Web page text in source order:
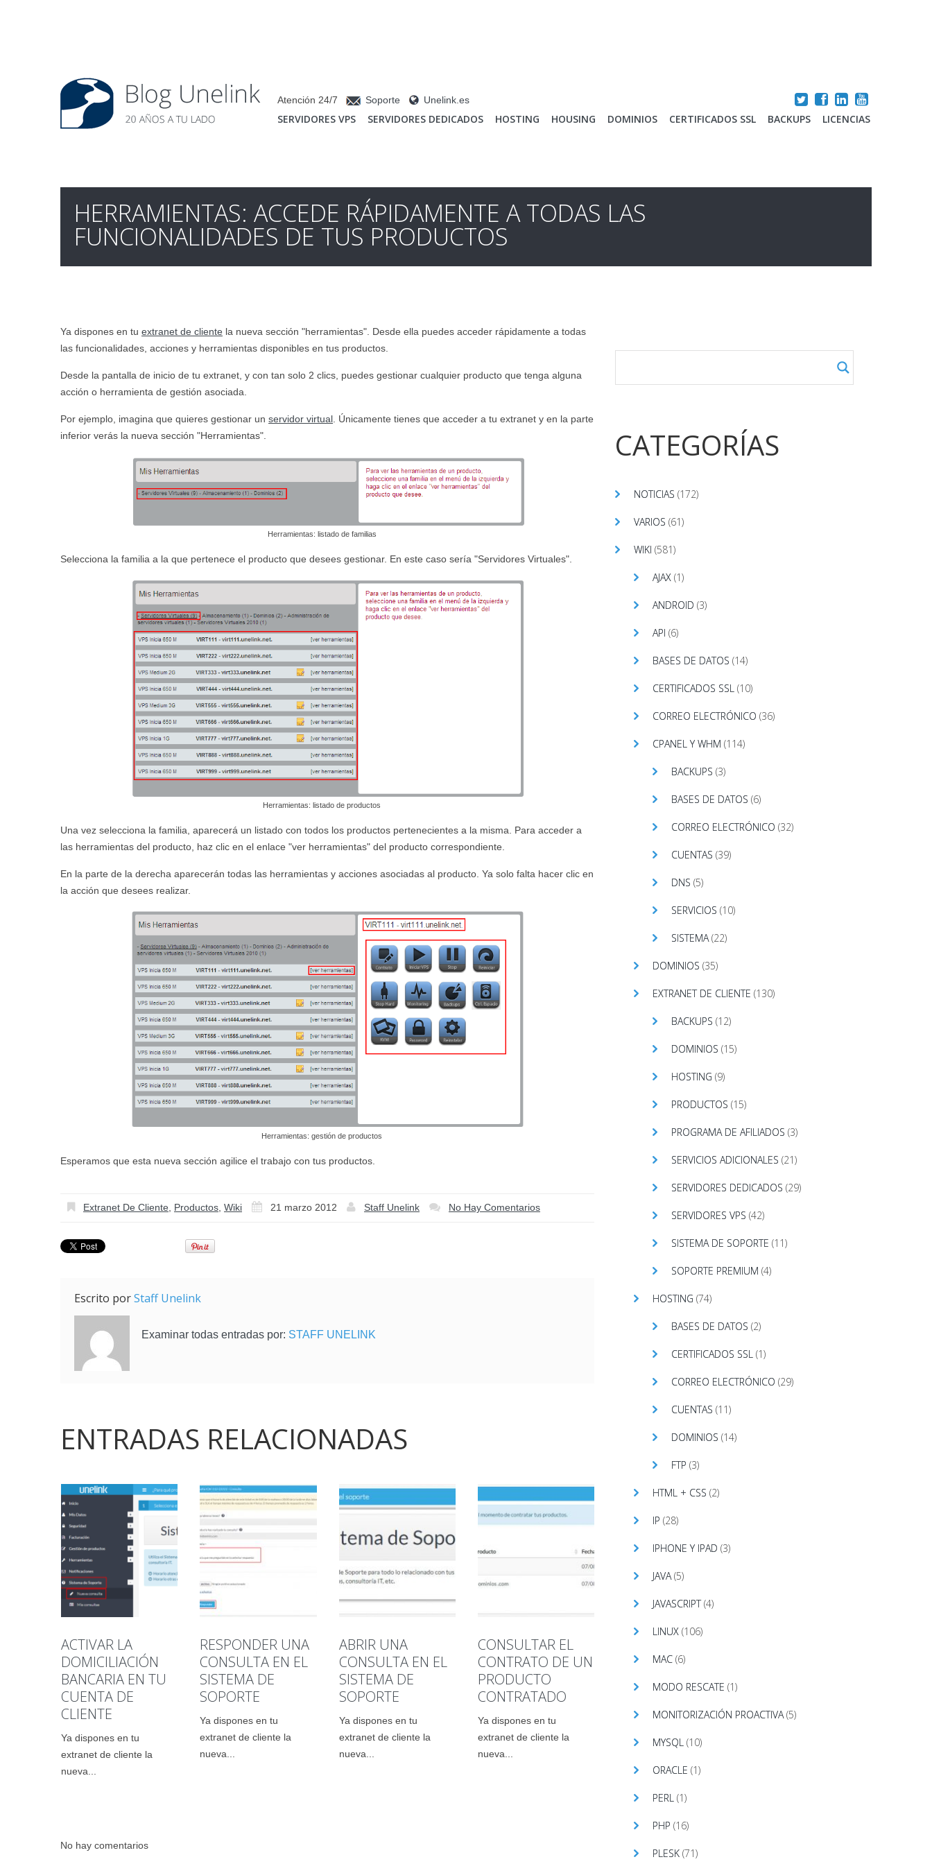
Atención 24/7 Soporte Unelink.es
SERVIDORES VPS SERVIDORES DEDICADOS HOSTING HOUSING DOMINIOS CERTIFICADOS SSL BACKUPS LICENCIAS
HERRAMIENTAS: ACCEDE RÁPIDAMENTE A TODAS LAS
FUNCIONALIDADES DE TUS PRODUCTOS
Ya dispones en tu extranet de cliente la nueva sección "herramientas". Desde ella puedes acceder rápidamente a todas
las funcionalidades, acciones y herramientas disponibles en tus productos.
Desde la pantalla de inicio de tu extranet, y con tan solo 2 clics, puedes gestionar cualquier producto que tenga alguna
acción o herramienta de gestión asociada.
Por ejemplo, imagina que quieres gestionar un servidor virtual . Únicamente tienes que acceder a tu extranet y en la parte
inferior verás la nueva sección "Herramientas".
Herramientas: listado de familias
Selecciona la familia a la que pertenece el producto que desees gestionar. En este caso sería "Servidores Virtuales".
Herramientas: listado de productos
Una vez selecciona la familia, aparecerá un listado con todos los productos pertenecientes a la misma. Para acceder a
las herramientas del producto, haz clic en el enlace "ver herramientas" del producto correspondiente.
En la parte de la derecha aparecerán todas las herramientas y acciones asociadas al producto. Ya solo falta hacer clic en
la acción que desees realizar.
Herramientas: gestión de productos
Esperamos que esta nueva sección agilice el trabajo con tus productos.
Extranet De Cliente, Productos, Wiki 21 marzo 2012 Staff Unelink No Hay Comentarios
Escrito porStaff Unelink
Examinar todas entradas por: STAFF UNELINK
ENTRADAS RELACIONADAS
ACTIVAR LA
DOMICILIACIÓN
BANCARIA EN TU
CUENTA DE
CLIENTE
Ya dispones en tu
extranet de cliente la
nueva...
RESPONDER UNA
CONSULTA EN EL
SISTEMA DE
SOPORTE
Ya dispones en tu
extranet de cliente la
nueva...
ABRIR UNA
CONSULTA EN EL
SISTEMA DE
SOPORTE
Ya dispones en tu
extranet de cliente la
nueva...
CONSULTAR EL
CONTRATO DE UN
PRODUCTO
CONTRATADO
Ya dispones en tu
extranet de cliente la
nueva...
No hay comentarios
CATEGORÍAS
NOTICIAS (172)
VARIOS (61)
WIKI (581)
AJAX (1)
ANDROID (3)
API (6)
BASES DE DATOS (14)
CERTIFICADOS SSL (10)
CORREO ELECTRÓNICO (36)
CPANEL Y WHM (114)
BACKUPS (3)
BASES DE DATOS (6)
CORREO ELECTRÓNICO (32)
CUENTAS (39)
DNS (5)
SERVICIOS (10)
SISTEMA(22)
DOMINIOS (35)
EXTRANET DE CLIENTE (130)
BACKUPS (12)
DOMINIOS (15)
HOSTING (9)
PRODUCTOS (15)
PROGRAMA DE AFILIADOS (3)
SERVICIOS ADICIONALES (21)
SERVIDORES DEDICADOS (29)
SERVIDORES VPS (42)
SISTEMA DE SOPORTE (11)
SOPORTE PREMIUM (4)
HOSTING (74)
BASES DE DATOS (2)
CERTIFICADOS SSL (1)
CORREO ELECTRÓNICO (29)
CUENTAS (11)
DOMINIOS (14)
FTP (3)
HTML + CSS (2)
IP (28)
IPHONE Y IPAD (3)
JAVA(5)
JAVASCRIPT(4)
LINUX (106)
MAC (6)
MODO RESCATE (1)
MONITORIZACIÓN PROACTIVA(5)
MYSQL (10)
ORACLE (1)
PERL (1)
PHP (16)
PLESK (71)